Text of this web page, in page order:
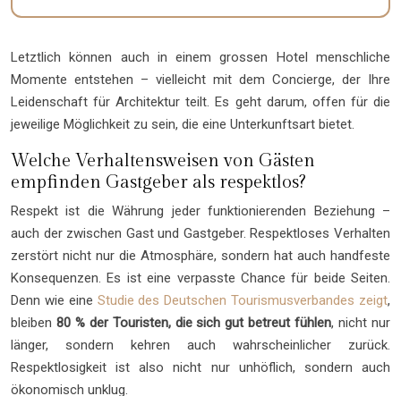
Letztlich können auch in einem grossen Hotel menschliche
Momente entstehen – vielleicht mit dem Concierge, der Ihre
Leidenschaft für Architektur teilt. Es geht darum, offen für die
jeweilige Möglichkeit zu sein, die eine Unterkunftsart bietet.
Welche Verhaltensweisen von Gästen
empfinden Gastgeber als respektlos?
Respekt ist die Währung jeder funktionierenden Beziehung –
auch der zwischen Gast und Gastgeber. Respektloses Verhalten
zerstört nicht nur die Atmosphäre, sondern hat auch handfeste
Konsequenzen. Es ist eine verpasste Chance für beide Seiten.
Denn wie eine Studie des Deutschen Tourismusverbandes zeigt,
bleiben 80 % der Touristen, die sich gut betreut fühlen, nicht nur
länger, sondern kehren auch wahrscheinlicher zurück.
Respektlosigkeit ist also nicht nur unhöflich, sondern auch
ökonomisch unklug.